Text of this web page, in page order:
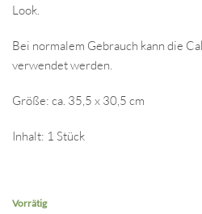
Look.
Bei normalem Gebrauch kann die
verwendet werden.
Größe: ca. 35,5 x 30,5 cm
Inhalt: 1 Stück
Vorrätig